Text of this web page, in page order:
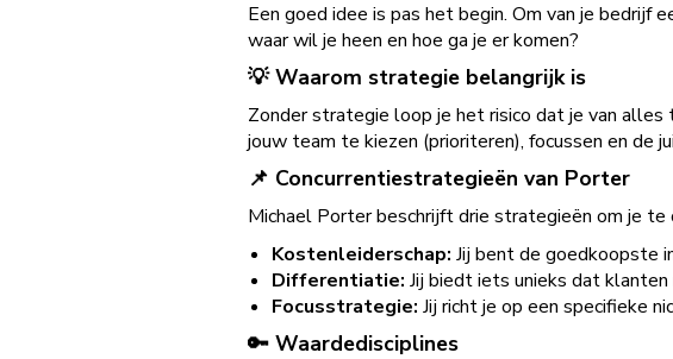
Een goed idee is pas het begin. Om van je bedrijf
waar wil je heen en hoe ga je er komen?
💡 Waarom strategie belangrijk is
Zonder strategie loop je het risico dat je van
jouw team te kiezen (prioriteren), focussen en de
📌 Concurrentiestrategieën van Porter
Michael Porter beschrijft drie strategieën om je te
Kostenleiderschap: Jij bent de goedkoopste
Differentiatie: Jij biedt iets unieks dat
Focusstrategie: Jij richt je op een specifieke
🔑 Waardedisciplines